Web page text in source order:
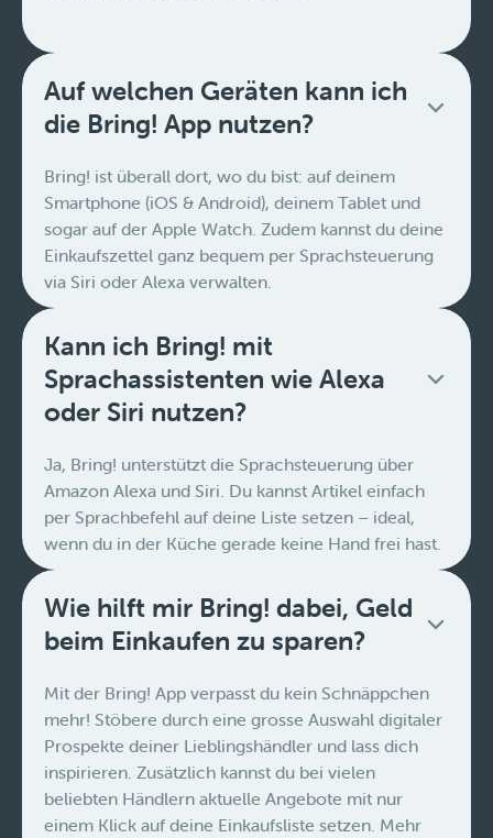
Auf welchen Geräten kann ich
die Bring! App nutzen?
Bring! ist überall dort, wo du bist: auf deinem
Smartphone (iOS & Android), deinem Tablet und
sogar auf der Apple Watch. Zudem kannst du deine
Einkaufszettel ganz bequem per Sprachsteuerung
via Siri oder Alexa verwalten.
Kann ich Bring! mit
Sprachassistenten wie Alexa
oder Siri nutzen?
Ja, Bring! unterstützt die Sprachsteuerung über
Amazon Alexa und Siri. Du kannst Artikel einfach
per Sprachbefehl auf deine Liste setzen – ideal,
wenn du in der Küche gerade keine Hand frei hast.
Wie hilft mir Bring! dabei, Geld
beim Einkaufen zu sparen?
Mit der Bring! App verpasst du kein Schnäppchen
mehr! Stöbere durch eine grosse Auswahl digitaler
Prospekte deiner Lieblingshändler und lass dich
inspirieren. Zusätzlich kannst du bei vielen
beliebten Händlern aktuelle Angebote mit nur
einem Klick auf deine Einkaufsliste setzen. Mehr